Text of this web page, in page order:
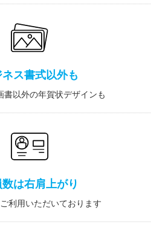
ネス書式以外も
書以外の年賀状デザインも
は右肩上がり
利用いただいております